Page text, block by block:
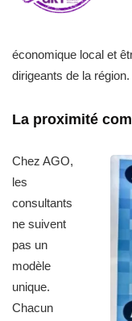
économique local et
dirigeants de la région.
La proximité
Chez AGO,
les
consultants
ne suivent
pas un
modèle
unique.
Chacun